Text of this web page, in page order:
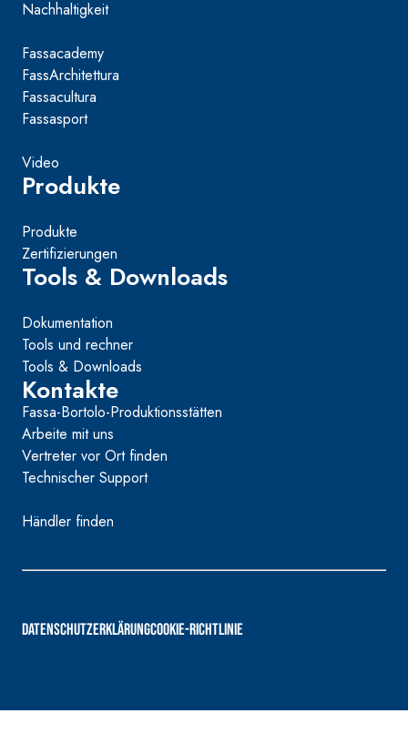
Nachhaltigkeit
Fassacademy
FassArchitettura
Fassacultura
Fassasport
Video
Produkte
Produkte
Zertifizierungen
Tools & Downloads
Dokumentation
Tools und rechner
Tools & Downloads
Kontakte
Fassa-Bortolo-Produktionsstätten
Arbeite mit uns
Vertreter vor Ort finden
Technischer Support
Händler finden
DATENSCHUTZERKLÄRUNGCOOKIE-RICHTLINIE